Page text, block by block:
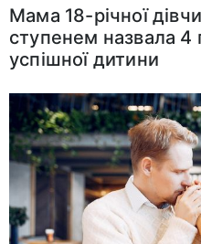
Мама 18-річної
ступенем назвала 4
успішної дитини